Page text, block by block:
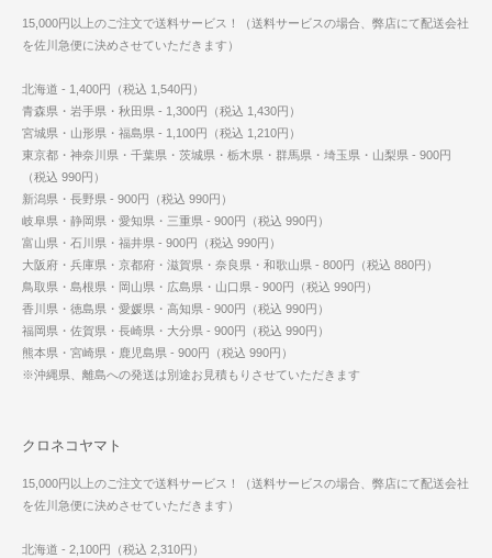
15,000円以上のご注文で送料サービス！（送料サービスの場合、弊店にて配送会社
を佐川急便に決めさせていただきます）
北海道 - 1,400円（税込 1,540円）
青森県・岩手県・秋田県 - 1,300円（税込 1,430円）
宮城県・山形県・福島県 - 1,100円（税込 1,210円）
東京都・神奈川県・千葉県・茨城県・栃木県・群馬県・埼玉県・山梨県 - 900円
（税込 990円）
新潟県・長野県 - 900円（税込 990円）
岐阜県・静岡県・愛知県・三重県 - 900円（税込 990円）
富山県・石川県・福井県 - 900円（税込 990円）
大阪府・兵庫県・京都府・滋賀県・奈良県・和歌山県 - 800円（税込 880円）
鳥取県・島根県・岡山県・広島県・山口県 - 900円（税込 990円）
香川県・徳島県・愛媛県・高知県 - 900円（税込 990円）
福岡県・佐賀県・長崎県・大分県 - 900円（税込 990円）
熊本県・宮崎県・鹿児島県 - 900円（税込 990円）
※沖縄県、離島への発送は別途お見積もりさせていただきます
クロネコヤマト
15,000円以上のご注文で送料サービス！（送料サービスの場合、弊店にて配送会社
を佐川急便に決めさせていただきます）
北海道 - 2,100円（税込 2,310円）